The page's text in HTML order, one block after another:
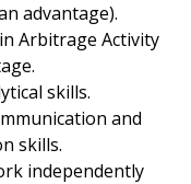
advantage).
Arbitrage Activity
skills.
and
skills.
independently